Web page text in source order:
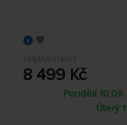
SPMAR10410T
8 499 Kč
Pondělí
Úterý